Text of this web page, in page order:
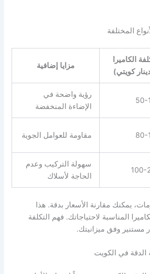
المختلفة
الكاميرا
كويتي)
مزايا إضافية
50-
رؤية واضحة في
الإضاءة المنخفضة
80- مقاومة للعوامل الجوية
100-
سهولة التركيب وعدم
الحاجة لأسلاك
يمكنك مقارنة الأسعار بدقة. هذا
المناسبة لاحتياجاتك. فهم التكلفة
مستنير وفق ميزانيتك.
الدقة في الكويت